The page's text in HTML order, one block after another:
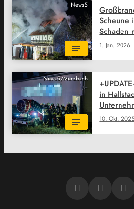
News5
1. Jan. 2026
Scheune
Schaden
News5/Merzbach
10. Okt. 2025
in